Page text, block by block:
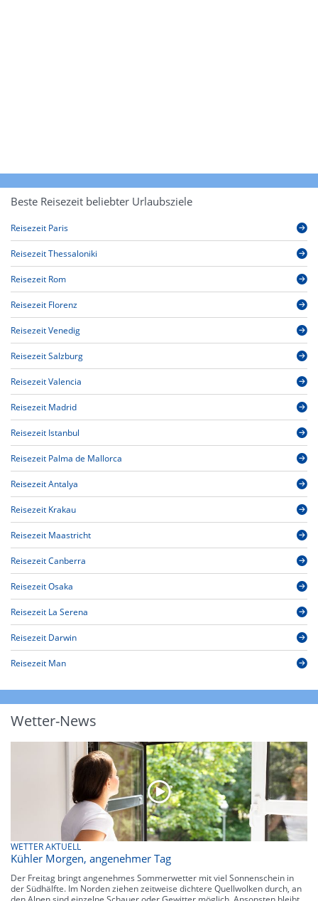
Beste Reisezeit beliebter Urlaubsziele
Reisezeit Paris
Reisezeit Thessaloniki
Reisezeit Rom
Reisezeit Florenz
Reisezeit Venedig
Reisezeit Salzburg
Reisezeit Valencia
Reisezeit Madrid
Reisezeit Istanbul
Reisezeit Palma de Mallorca
Reisezeit Antalya
Reisezeit Krakau
Reisezeit Maastricht
Reisezeit Canberra
Reisezeit Osaka
Reisezeit La Serena
Reisezeit Darwin
Reisezeit Man
Wetter-News
WETTER AKTUELL
Kühler Morgen, angenehmer Tag
Der Freitag bringt angenehmes Sommerwetter mit viel Sonnenschein in
der Südhälfte. Im Norden ziehen zeitweise dichtere Quellwolken durch, an